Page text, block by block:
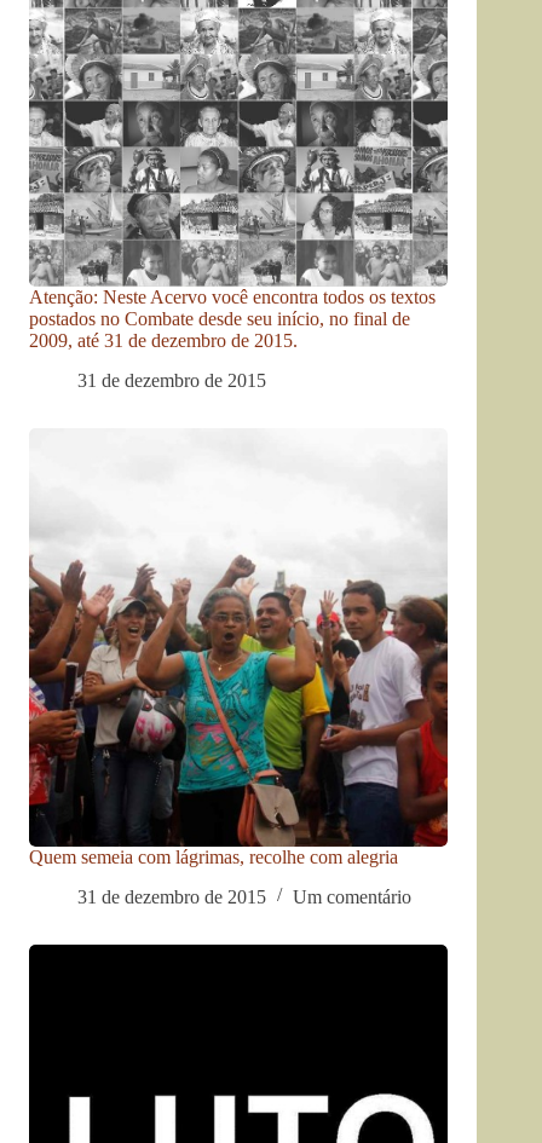
Atenção: Neste Acervo você encontra todos os textos
postados no Combate desde seu início, no final de
2009, até 31 de dezembro de 2015.
31 de dezembro de 2015
Quem semeia com lágrimas, recolhe com alegria
31 de dezembro de 2015
Um comentário